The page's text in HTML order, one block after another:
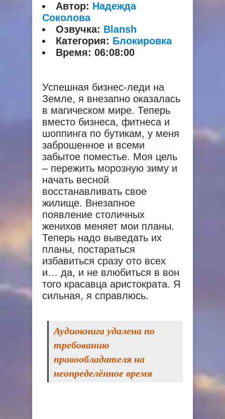
Автор: Надежда
Соколова
Озвучка: Blansh
Категория: Блокировка
Время: 06:08:00
Успешная бизнес-леди на
Земле, я внезапно оказалась
в магическом мире. Теперь
вместо бизнеса, фитнеса и
шоппинга по бутикам, у меня
заброшенное и всеми
забытое поместье. Моя цель
– пережить морозную зиму и
начать весной
восстанавливать свое
жилище. Внезапное
появление столичных
женихов меняет мои планы.
Теперь надо выведать их
планы, постараться
избавиться сразу ото всех
и… да, и не влюбиться в вон
того красавца аристократа. Я
сильная, я справлюсь.
Аудиокнига удалена по
требованию
правообладателя на
неопределённое время